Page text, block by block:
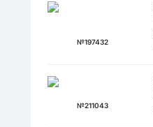
№197432
№211043